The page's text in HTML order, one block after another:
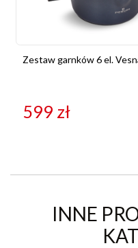
Zestaw garnków 6 el.
599 zł
INNE